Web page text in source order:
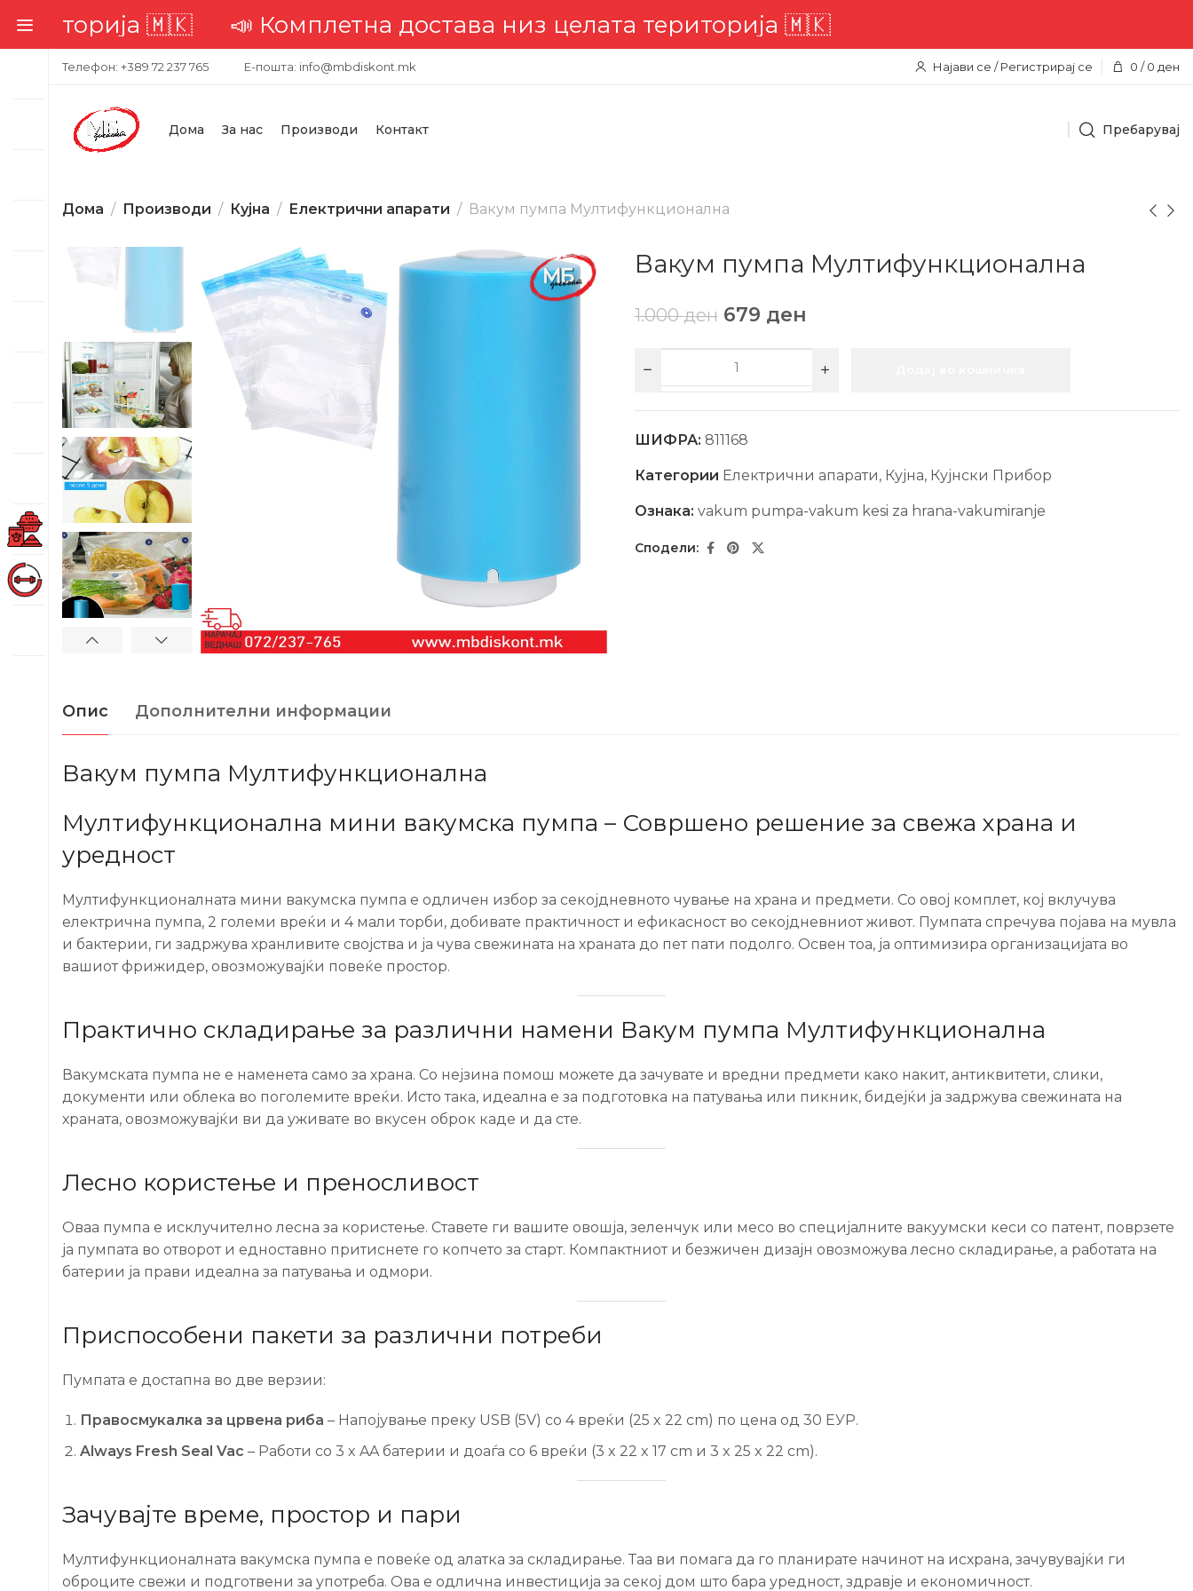
🇲🇰📣 Комплетна достава низ целата територија 🇲🇰
Телефон: +389 72 237 765 Е-пошта: info@mbdiskont.mk Најави се / Регистрирај се 0 / 0 ден
Дома За нас Производи Контакт Пребарувај
Дома Производи Кујна Електрични апарати Вакум пумпа Мултифункционална
Вакум пумпа Мултифункционална
1.000ден 679 ден
ШИФРА: 811168
Категории Електрични апарати, Кујна, Кујнски Прибор
Ознака: vakum pumpa-vakum kesi za hrana-vakumiranje
Опис Дополнителни информации
Вакум пумпа Мултифункционална
Мултифункционална мини вакумска пумпа – Совршено решение за свежа храна и
уредност
Мултифункционалната мини вакумска пумпа е одличен избор за секојдневното чување на храна и предмети. Со овој комплет, кој вклучува
електрична пумпа, 2 големи вреќи и 4 мали торби, добивате практичност и ефикасност во секојдневниот живот. Пумпата спречува појава на мувла
и бактерии, ги задржува хранливите својства и ја чува свежината на храната до пет пати подолго. Освен тоа, ја оптимизира организацијата во
вашиот фрижидер, овозможувајќи повеќе простор.
Практично складирање за различни намени Вакум пумпа Мултифункционална
Вакумската пумпа не е наменета само за храна. Со нејзина помош можете да зачувате и вредни предмети како накит, антиквитети, слики,
документи или облека во поголемите вреќи. Исто така, идеална е за подготовка на патувања или пикник, бидејќи ја задржува свежината на
храната, овозможувајќи ви да уживате во вкусен оброк каде и да сте.
Лесно користење и преносливост
Оваа пумпа е исклучително лесна за користење. Ставете ги вашите овошја, зеленчук или месо во специјалните вакуумски кеси со патент, поврзете
ја пумпата во отвoрот и едноставно притиснете го копчето за старт. Компактниот и безжичен дизајн овозможува лесно складирање, а работата на
батерии ја прави идеална за патувања и одмори.
Приспособени пакети за различни потреби
Пумпата е достапна во две верзии:
Правосмукалка за црвена риба – Напојување преку USB (5V) со 4 вреќи (25 x 22 cm) по цена од 30 ЕУР.
Always Fresh Seal Vac – Работи со 3 x AA батерии и доаѓа со 6 вреќи (3 x 22 x 17 cm и 3 x 25 x 22 cm).
Зачувајте време, простор и пари
Мултифункционалната вакумска пумпа е повеќе од алатка за складирање. Таа ви помага да го планирате начинот на исхрана, зачувувајќи ги
оброците свежи и подготвени за употреба. Ова е одлична инвестиција за секој дом што бара уредност, здравје и економичност.